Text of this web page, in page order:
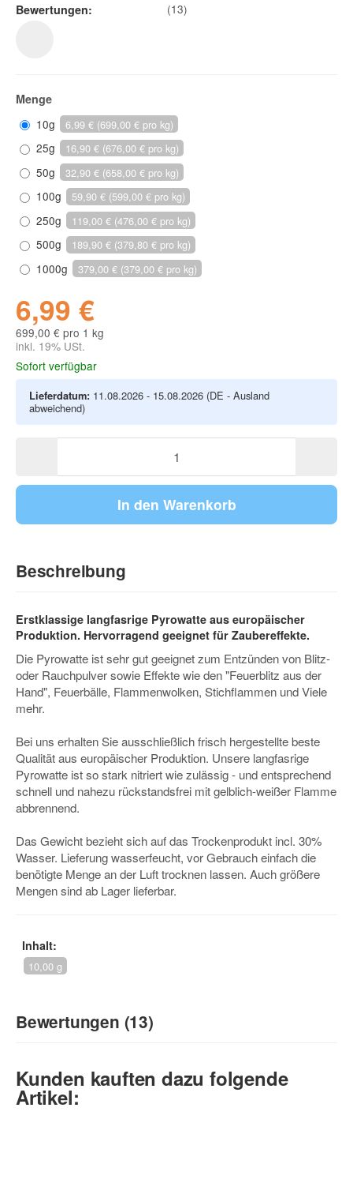
Bewertungen: (13)
Menge
10g
6,99 € (699,00 € pro kg)
25g 16,90 € (676,00 € pro kg)
50g 32,90 € (658,00 € pro kg)
100g 59,90 € (599,00 € pro kg)
250g 119,00 € (476,00 € pro kg)
500g 189,90 € (379,80 € pro kg)
1000g 379,00 € (379,00 € pro kg)
6,99 €
699,00 € pro 1 kg
inkl. 19% USt.
Sofort verfügbar
Lieferdatum: 11.08.2026 - 15.08.2026 (DE - Ausland
abweichend)
In den Warenkorb
Beschreibung
Erstklassige langfasrige Pyrowatte aus europäischer
Produktion. Hervorragend geeignet für Zaubereffekte.
Die Pyrowatte ist sehr gut geeignet zum Entzünden von Blitz-
oder Rauchpulver sowie Effekte wie den "Feuerblitz aus der
Hand", Feuerbälle, Flammenwolken, Stichflammen und Viele
mehr.
Bei uns erhalten Sie ausschließlich frisch hergestellte beste
Qualität aus europäischer Produktion. Unsere langfasrige
Pyrowatte ist so stark nitriert wie zulässig - und entsprechend
schnell und nahezu rückstandsfrei mit gelblich-weißer Flamme
abbrennend.
Das Gewicht bezieht sich auf das Trockenprodukt incl. 30%
Wasser. Lieferung wasserfeucht, vor Gebrauch einfach die
benötigte Menge an der Luft trocknen lassen. Auch größere
Mengen sind ab Lager lieferbar.
Inhalt:
10,00 g
Bewertungen (13)
5
Kunden kauften dazu folgende
Artikel: